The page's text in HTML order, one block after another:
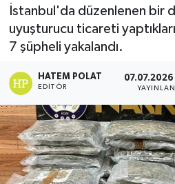
İstanbul'da düzenlenen bir
uyuşturucu ticareti
7 şüpheli yakalandı.
HATEM POLAT
EDITÖR
07.07.2026